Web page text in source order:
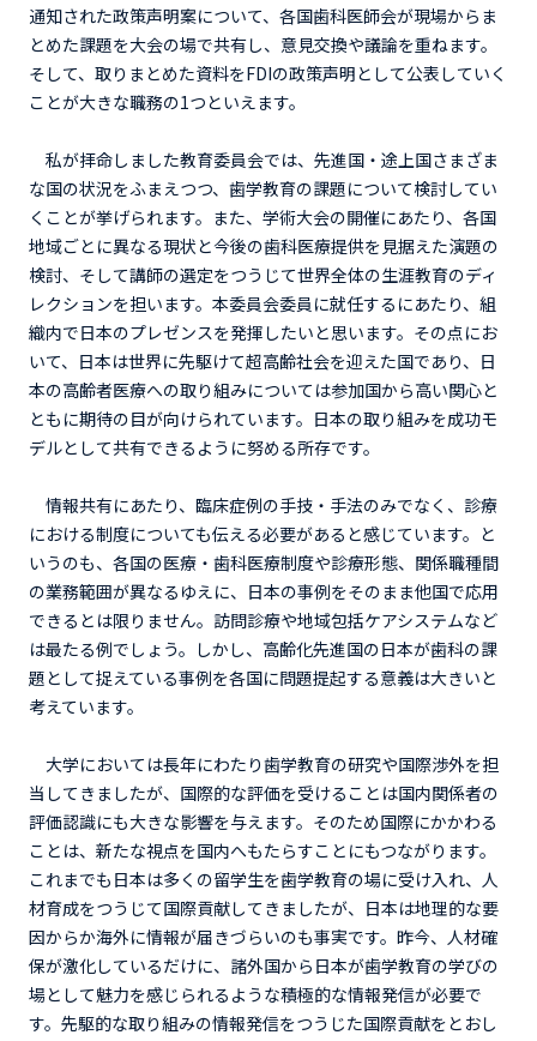
通知された政策声明案について、各国歯科医師会が現場からま
とめた課題を大会の場で共有し、意見交換や議論を重ねます。
そして、取りまとめた資料をFDIの政策声明として公表していく
ことが大きな職務の1つといえます。
私が拝命しました教育委員会では、先進国・途上国さまざま
な国の状況をふまえつつ、歯学教育の課題について検討してい
くことが挙げられます。また、学術大会の開催にあたり、各国
地域ごとに異なる現状と今後の歯科医療提供を見据えた演題の
検討、そして講師の選定をつうじて世界全体の生涯教育のディ
レクションを担います。本委員会委員に就任するにあたり、組
織内で日本のプレゼンスを発揮したいと思います。その点にお
いて、日本は世界に先駆けて超高齢社会を迎えた国であり、日
本の高齢者医療への取り組みについては参加国から高い関心と
ともに期待の目が向けられています。日本の取り組みを成功モ
デルとして共有できるように努める所存です。
情報共有にあたり、臨床症例の手技・手法のみでなく、診療
における制度についても伝える必要があると感じています。と
いうのも、各国の医療・歯科医療制度や診療形態、関係職種間
の業務範囲が異なるゆえに、日本の事例をそのまま他国で応用
できるとは限りません。訪問診療や地域包括ケアシステムなど
は最たる例でしょう。しかし、高齢化先進国の日本が歯科の課
題として捉えている事例を各国に問題提起する意義は大きいと
考えています。
大学においては長年にわたり歯学教育の研究や国際渉外を担
当してきましたが、国際的な評価を受けることは国内関係者の
評価認識にも大きな影響を与えます。そのため国際にかかわる
ことは、新たな視点を国内へもたらすことにもつながります。
これまでも日本は多くの留学生を歯学教育の場に受け入れ、人
材育成をつうじて国際貢献してきましたが、日本は地理的な要
因からか海外に情報が届きづらいのも事実です。昨今、人材確
保が激化しているだけに、諸外国から日本が歯学教育の学びの
場として魅力を感じられるような積極的な情報発信が必要で
す。先駆的な取り組みの情報発信をつうじた国際貢献をとおし